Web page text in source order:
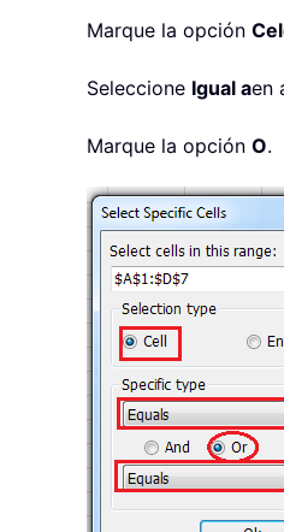
Marque la opción
Seleccione Igual aen
Marque la opción O.